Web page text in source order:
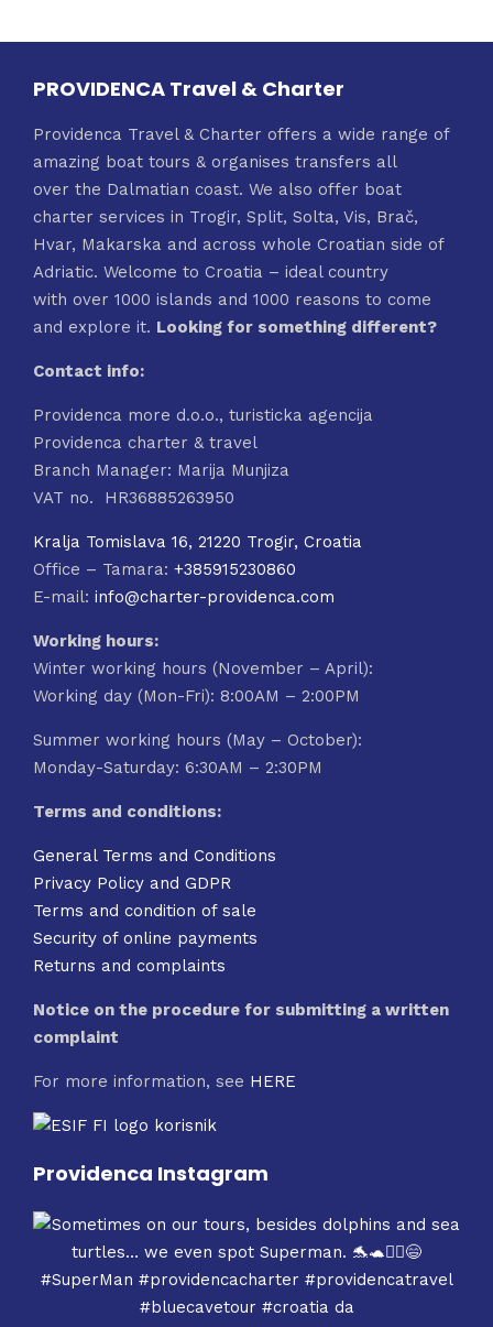
PROVIDENCA Travel & Charter
Providenca Travel & Charter offers a wide range of
amazing boat tours & organises transfers all
over the Dalmatian coast. We also offer boat
charter services in Trogir, Split, Solta, Vis, Brač,
Hvar, Makarska and across whole Croatian side of
Adriatic. Welcome to Croatia – ideal country
with over 1000 islands and 1000 reasons to come
and explore it. Looking for something different?
Contact info:
Providenca more d.o.o., turisticka agencija
Providenca charter & travel
Branch Manager: Marija Munjiza
VAT no. HR36885263950
Kralja Tomislava 16, 21220 Trogir, Croatia
Office – Tamara: +385915230860
E-mail: info@charter-providenca.com
Working hours:
Winter working hours (November – April):
Working day (Mon-Fri): 8:00AM – 2:00PM
Summer working hours (May – October):
Monday-Saturday: 6:30AM – 2:30PM
Terms and conditions:
General Terms and Conditions
Privacy Policy and GDPR
Terms and condition of sale
Security of online payments
Returns and complaints
Notice on the procedure for submitting a written
complaint
For more information, see HERE
Providenca Instagram